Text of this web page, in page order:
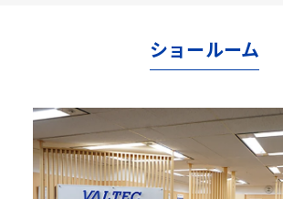
ショールーム